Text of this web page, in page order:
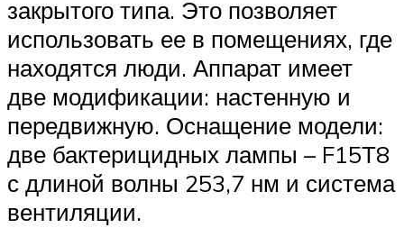
закрытого типа. Это позволяет
использовать ее в помещениях, где
находятся люди. Аппарат имеет
две модификации: настенную и
передвижную. Оснащение модели:
две бактерицидных лампы – F15Т8
с длиной волны 253,7 нм и система
вентиляции.